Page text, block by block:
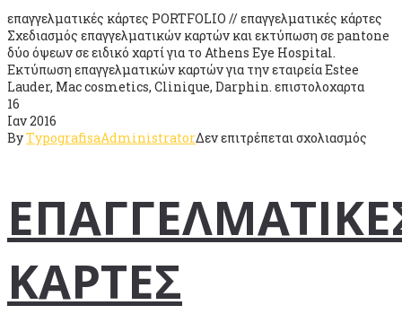
επαγγελματικές κάρτες PORTFOLIO // επαγγελματικές κάρτες
Σχεδιασμός επαγγελματικών καρτών και εκτύπωση σε pantone
δύο όψεων σε ειδικό χαρτί για το Athens Eye Hospital.
Εκτύπωση επαγγελματικών καρτών για την εταιρεία Estee
Lauder, Mac cosmetics, Clinique, Darphin. επιστολοχαρτα
16
Ιαν 2016
ByTypografisaAdministratorΔεν επιτρέπεται σχολιασμός
ΚΑΡΤΕΣ